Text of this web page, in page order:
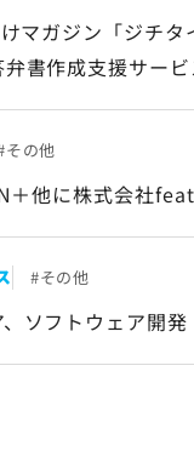
マガジン「ジチ
書作成支援サー
その他
他に株式会社
その他
ソフトウェア開